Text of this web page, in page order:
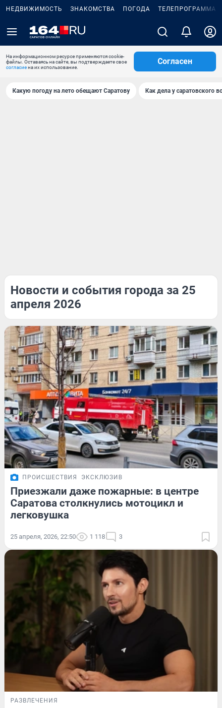
НЕДВИЖИМОСТЬ ЗНАКОМСТВА ПОГОДА ТЕЛЕПРОГРАММА
На информационном ресурсе применяются cookie-
файлы. Оставаясь на сайте, вы подтверждаете свое
согласиена их использование.
Согласен
Какую погоду на лето обещают Саратову Как дела у саратовского
Новости и события города за 25
апреля 2026
ПРОИСШЕСТВИЯ ЭКСКЛЮЗИВ
Приезжали даже пожарные: в центре
Саратова столкнулись мотоцикл и
легковушка
25 апреля, 2026, 22:50 1 118 3
РАЗВЛЕЧЕНИЯ